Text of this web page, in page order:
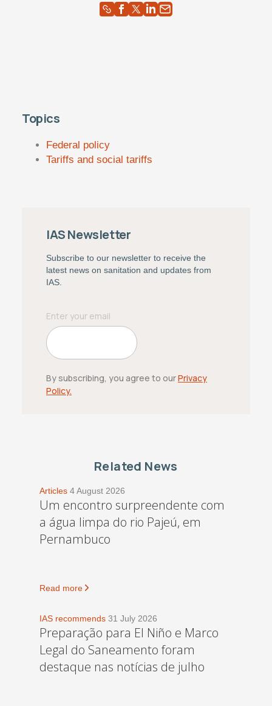
Topics
Federal policy
Tariffs and social tariffs
IAS Newsletter
Subscribe to our newsletter to receive the
latest news on sanitation and updates from
IAS.
By subscribing, you agree to ourPrivacy
Policy.
Related News
Articles 4 August 2026
Um encontro surpreendente com
a água limpa do rio Pajeú, em
Pernambuco
Read more
IAS recommends 31 July 2026
Preparação para El Niño e Marco
Legal do Saneamento foram
destaque nas notícias de julho